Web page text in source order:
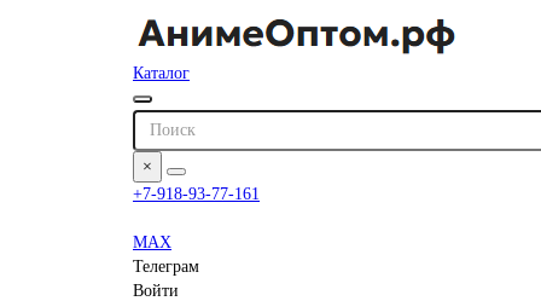
Каталог
×
+7-918-93-77-161
MAX
Телеграм
Войти